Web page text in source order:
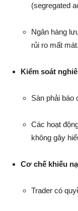
(segregated
Ngân hàng
rủi ro mất mát.
Kiểm soát
Sàn phải báo
Các hoạt
không gây
Cơ chế khiếu
Trader có